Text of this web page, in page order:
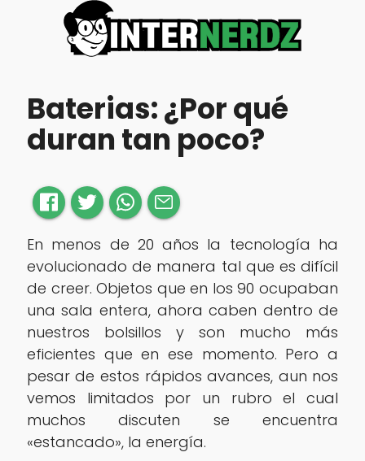
Baterias: ¿Por qué
duran tan poco?
En menos de 20 años la tecnología ha
evolucionado de manera tal que es difícil
de creer. Objetos que en los 90 ocupaban
una sala entera, ahora caben dentro de
nuestros bolsillos y son mucho más
eficientes que en ese momento. Pero a
pesar de estos rápidos avances, aun nos
vemos limitados por un rubro el cual
muchos discuten se encuentra
«estancado», la energía.